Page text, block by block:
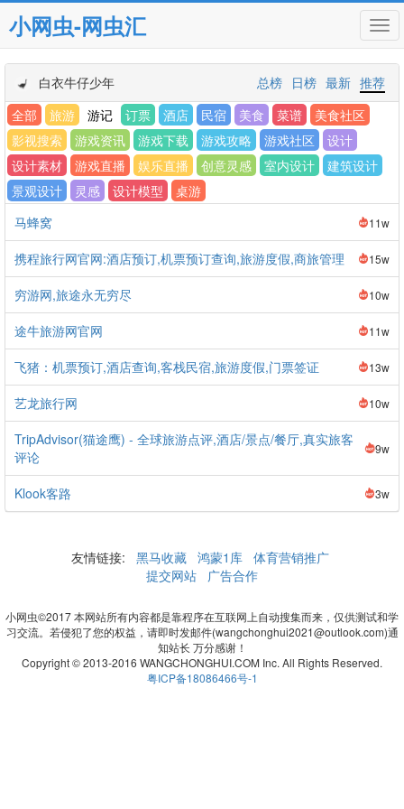
小网虫-网虫汇
白衣牛仔少年 推荐
最新
日榜
总榜
全部
旅游 游记 订票 酒店 民宿 美食 菜谱
美食社区
影视搜索
游戏资讯 游戏下载 游戏攻略 游戏社区
设计
设计素材
游戏直播 娱乐直播 创意灵感 室内设计
建筑设计
景观设计
灵感 设计模型
桌游
马蜂窝
11w
携程旅行网官网:酒店预订,机票预订查询,旅游度假,商旅管理 15w
穷游网,旅途永无穷尽 10w
途牛旅游网官网 11w
飞猪：机票预订,酒店查询,客栈民宿,旅游度假,门票签证 13w
艺龙旅行网 10w
TripAdvisor(猫途鹰) - 全球旅游点评,酒店/景点/餐厅,真实旅客
评论
9w
Klook客路 3w
友情链接: 黑马收藏 鸿蒙1库 体育营销推广
提交网站
广告合作
小网虫©2017 本网站所有内容都是靠程序在互联网上自动搜集而来，仅供测试和学
习交流。若侵犯了您的权益，请即时发邮件(wangchonghui2021@outlook.com)通
知站长 万分感谢！
Copyright © 2013-2016 WANGCHONGHUI.COM Inc. All Rights Reserved.
粤ICP备18086466号-1